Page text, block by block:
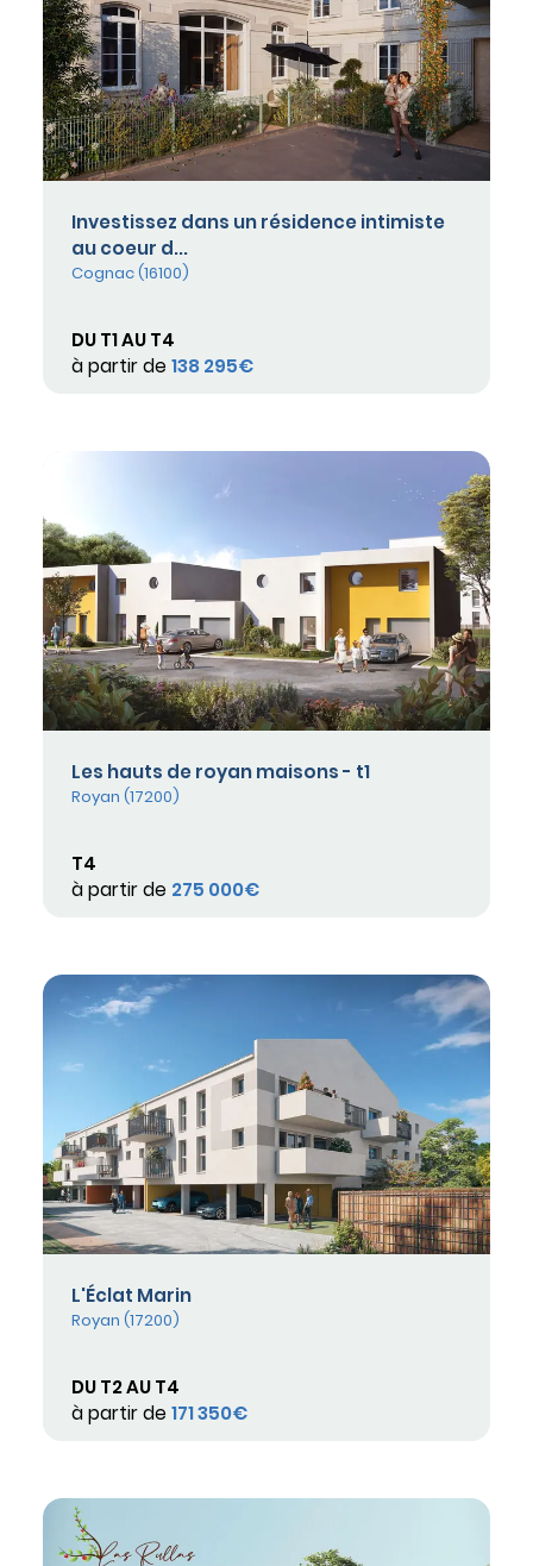
Investissez dans un résidence intimiste
au coeur d...
Cognac (16100)
DU T1 AU T4
à partir de 138 295€
Les hauts de royan maisons - t1
Royan (17200)
T4
à partir de 275 000€
L'Éclat Marin
Royan (17200)
DU T2 AU T4
à partir de 171 350€